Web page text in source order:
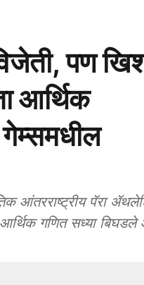
पण
आर्थिक
आंतरराष्ट्रीय पॅरा
आर्थिक गणित सध्या